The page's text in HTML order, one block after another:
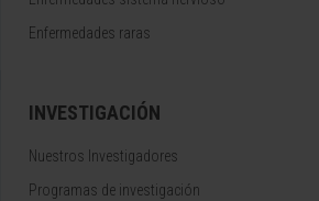
Enfermedades raras
INVESTIGACIÓN
Nuestros Investigadores
Programas de investigación